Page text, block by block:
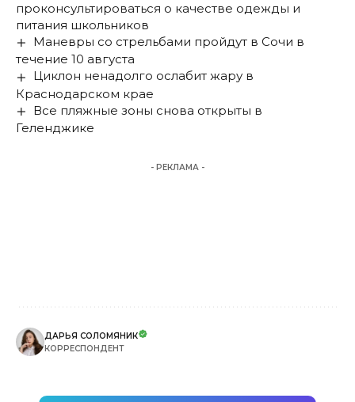
проконсультироваться о качестве одежды и
питания школьников
Маневры со стрельбами пройдут в Сочи в
течение 10 августа
Циклон ненадолго ослабит жару в
Краснодарском крае
Все пляжные зоны снова открыты в
Геленджике
- РЕКЛАМА -
ДАРЬЯ СОЛОМЯНИК
КОРРЕСПОНДЕНТ